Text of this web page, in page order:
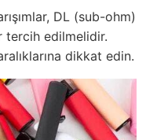
DL (sub-ohm)
tercih edilmelidir.
dikkat edin.